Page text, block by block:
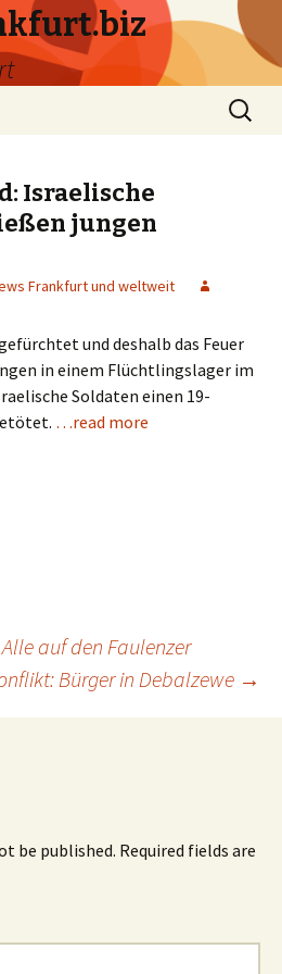
Search
for:
Israelische
jungen
Frankfurt und weltweit
und deshalb das Feuer
in einem Flüchtlingslager im
Soldaten einen 19-
…read more
auf den Faulenzer
Bürger in Debalzewe →
be published. Required fields are